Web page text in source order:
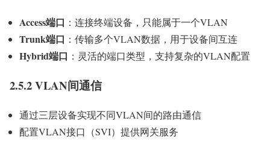
Access端口 ：连接终端设备，只能属于一个VLAN
Trunk端口 ：传输多个VLAN数据，用于设备间互连
Hybrid端口 ：灵活的端口类型，支持复杂的VLAN配置
2.5.2 VLAN间通信
通过三层设备实现不同VLAN间的路由通信
配置VLAN接口（SVI）提供网关服务